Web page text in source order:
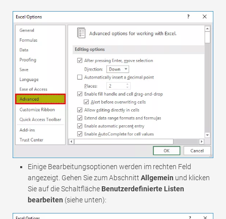
Einige Bearbeitungsoptionen werden im rechten Feld
angezeigt. Gehen Sie zum Abschnitt Allgemein und klicken
Sie auf die Schaltfläche Benutzerdefinierte Listen
bearbeiten (siehe unten):